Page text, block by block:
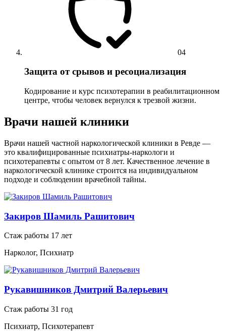
04
Защита от срывов и ресоциализация
Кодирование и курс психотерапии в реабилитационном
центре, чтобы человек вернулся к трезвой жизни.
Врачи нашей клиники
Врачи нашей частной наркологической клиники в Ревде —
это квалифицированные психиатры-наркологи и
психотерапевты с опытом от 8 лет. Качественное лечение в
наркологической клинике строится на индивидуальном
подходе и соблюдении врачебной тайны.
Закиров Шамиль Рашитович
Стаж работы 17 лет
Нарколог, Психиатр
Рукавишников Дмитрий Валерьевич
Стаж работы 31 год
Психиатр, Психотерапевт